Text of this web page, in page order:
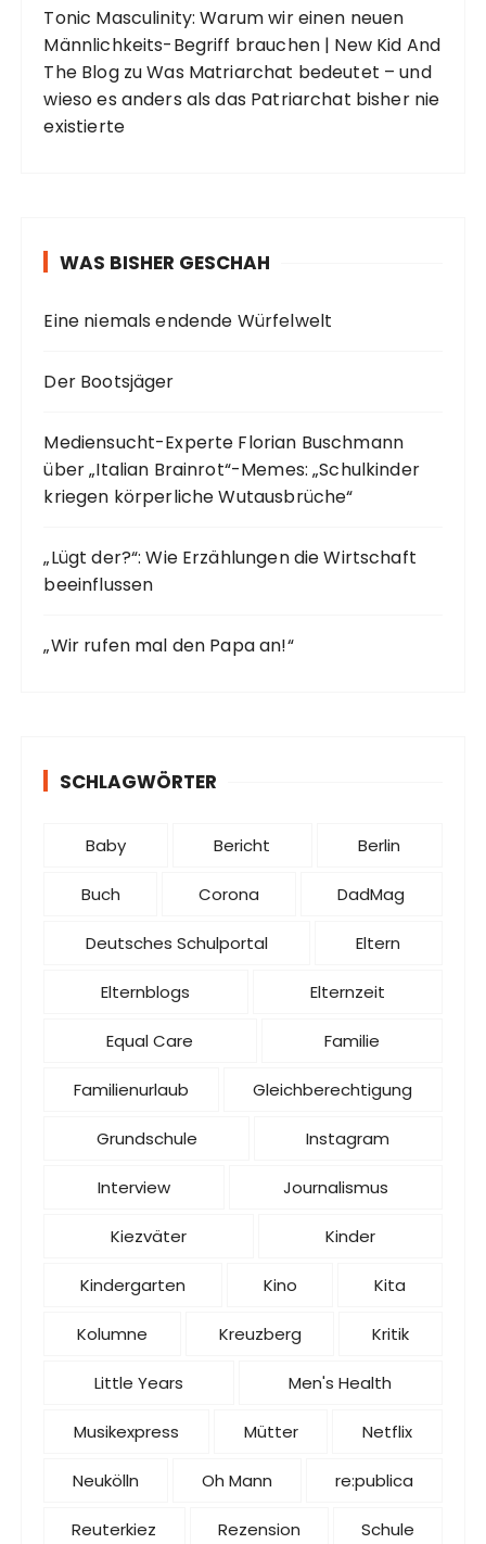
Tonic Masculinity: Warum wir einen neuen
Männlichkeits-Begriff brauchen | New Kid And
The BlogzuWas Matriarchat bedeutet – und
wieso es anders als das Patriarchat bisher nie
existierte
WAS BISHER GESCHAH
Eine niemals endende Würfelwelt
Der Bootsjäger
Mediensucht-Experte Florian Buschmann
über „Italian Brainrot“-Memes: „Schulkinder
kriegen körperliche Wutausbrüche“
„Lügt der?“: Wie Erzählungen die Wirtschaft
beeinflussen
„Wir rufen mal den Papa an!“
SCHLAGWÖRTER
Baby Bericht Berlin
Buch Corona DadMag
Deutsches Schulportal Eltern
Elternblogs Elternzeit
Equal Care Familie
Familienurlaub Gleichberechtigung
Grundschule Instagram
Interview Journalismus
Kiezväter Kinder
Kindergarten Kino Kita
Kolumne Kreuzberg Kritik
Little Years Men's Health
Musikexpress Mütter Netflix
Neukölln Oh Mann re:publica
Reuterkiez Rezension Schule